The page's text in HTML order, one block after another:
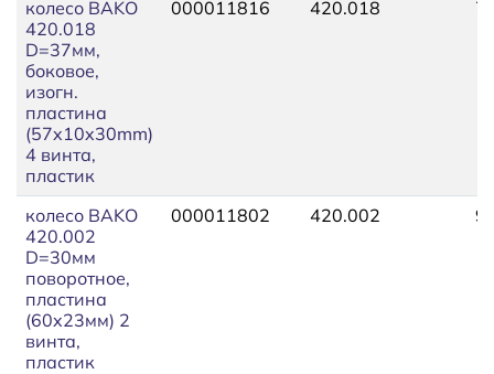
колесо BAKO
420.018
D=37мм,
боковое,
изогн.
пластина
(57x10x30mm)
4 винта,
пластик
000011816 420.018
колесо BAKO
420.002
D=30мм
поворотное,
пластина
(60x23мм) 2
винта,
пластик
000011802 420.002